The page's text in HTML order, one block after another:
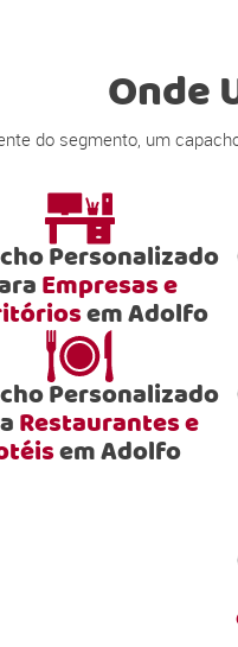
Onde
do segmento, um
Personalizado
Empresas e
em Adolfo
Personalizado
Restaurantes e
em Adolfo